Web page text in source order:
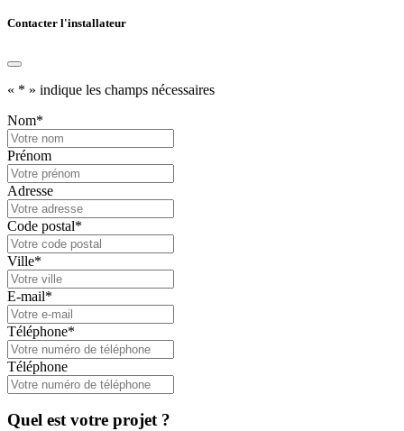
Contacter l'installateur
« * » indique les champs nécessaires
Nom*
Prénom
Adresse
Code postal*
Ville*
E-mail*
Téléphone*
Téléphone
Quel est votre projet ?